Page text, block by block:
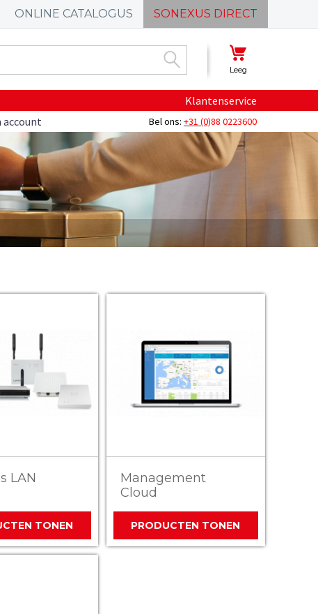
ONLINE CATALOGUS SONEXUS DIRECT
Leeg
Klantenservice
Bel ons: +31 (0)88 0223600
LAN
TONEN
Management
Cloud
PRODUCTEN TONEN